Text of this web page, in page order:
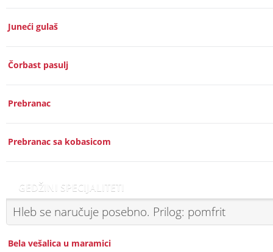
Juneći gulaš
Čorbast pasulj
Prebranac
Prebranac sa kobasicom
GEDŽINI SPECIJALITETI
Hleb se naručuje posebno. Prilog: pomfrit
Bela vešalica u maramici